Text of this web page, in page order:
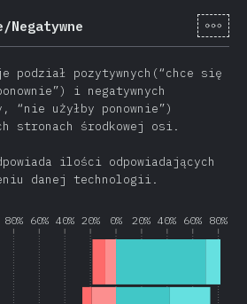
Negatywne [pl-
podział pozytywnych(“chce się
i negatywnych
“nie użyłby ponownie”)
stronach środkowej osi.
ilości odpowiadających
danej technologii.
80% 60% 40% 20% 0% 20% 40% 60% 80%